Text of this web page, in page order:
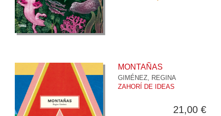
MONTAÑAS
GIMÉNEZ, REGINA
ZAHORÍ DE IDEAS
21,00 €